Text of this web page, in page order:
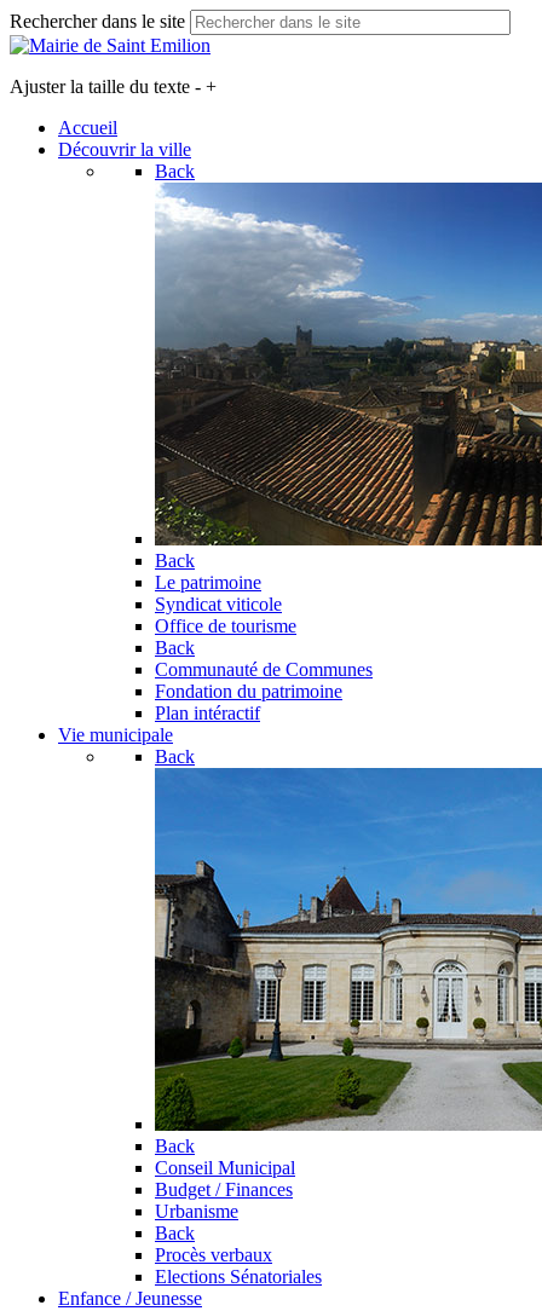
Rechercher dans le site
Ajuster la taille du texte - +
Accueil
Découvrir la ville
Back
Back
Le patrimoine
Syndicat viticole
Office de tourisme
Back
Communauté de Communes
Fondation du patrimoine
Plan intéractif
Vie municipale
Back
Back
Conseil Municipal
Budget / Finances
Urbanisme
Back
Procès verbaux
Elections Sénatoriales
Enfance / Jeunesse